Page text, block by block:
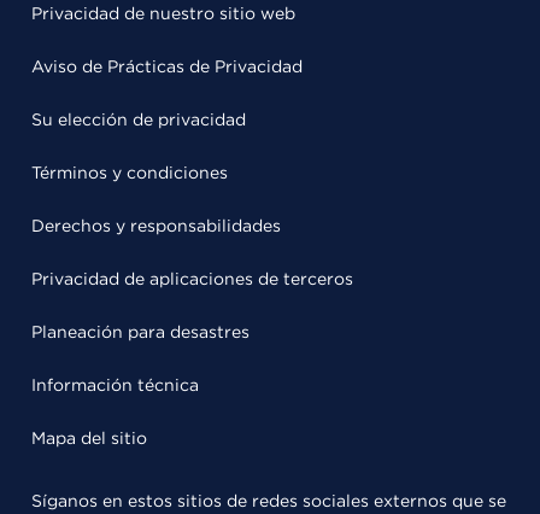
Privacidad de nuestro sitio web
Aviso de Prácticas de Privacidad
Su elección de privacidad
Términos y condiciones
Derechos y responsabilidades
Privacidad de aplicaciones de terceros
Planeación para desastres
Información técnica
Mapa del sitio
Síganos en estos sitios de redes sociales externos que se